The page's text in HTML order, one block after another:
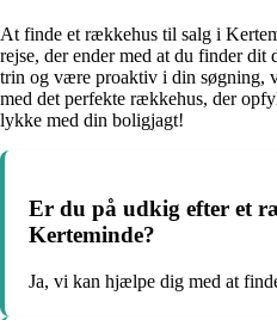
At finde et rækkehus til salg i
rejse, der ender med at du finder dit
trin og være proaktiv i din søgning,
med det perfekte rækkehus, der
lykke med din boligjagt!
Er du på udkig efter et
Kerteminde?
Ja, vi kan hjælpe dig med at